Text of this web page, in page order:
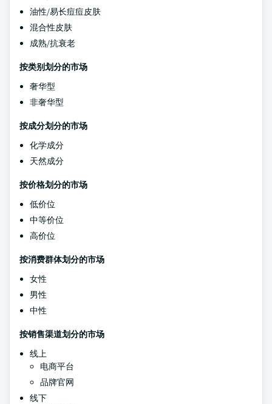
油性/易长痘痘皮肤
混合性皮肤
成熟/抗衰老
按类别划分的市场
奢华型
非奢华型
按成分划分的市场
化学成分
天然成分
按价格划分的市场
低价位
中等价位
高价位
按消费群体划分的市场
女性
男性
中性
按销售渠道划分的市场
线上
电商平台
品牌官网
线下